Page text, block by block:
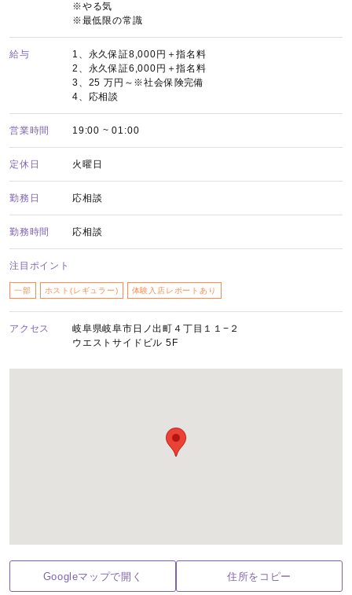
※やる気
※最低限の常識
給与
1、永久保証8,000円＋指名料
2、永久保証6,000円＋指名料
3、25 万円～※社会保険完備
4、応相談
営業時間 19:00 ~ 01:00
定休日 火曜日
勤務日 応相談
勤務時間 応相談
注目ポイント
一部 ホスト(レギュラー) 体験入店レポートあり
アクセス
岐阜県岐阜市日ノ出町４丁目１１−２
ウエストサイドビル 5F
Googleマップで開く 住所をコピー